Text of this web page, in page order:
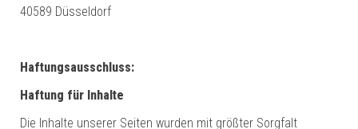
40589 Düsseldorf
Haftungsausschluss:
Haftung für Inhalte
Die Inhalte unserer Seiten wurden mit größter Sorgfalt